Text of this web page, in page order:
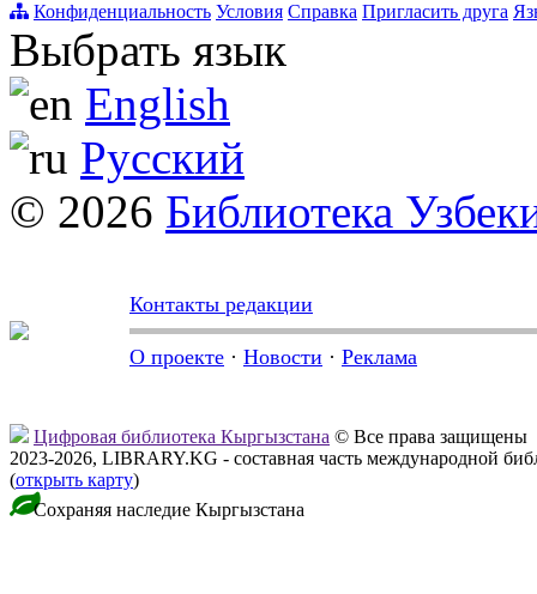
Конфиденциальность Условия Справка Пригласить друга
Выбрать язык
English
Русский
© 2026 Библиотека
Контакты редакции
О проекте · Новости · Реклама
Цифровая библиотека Кыргызстана © Все права защищены
2023-2026, LIBRARY.KG - составная часть международной
(открыть карту)
Сохраняя наследие Кыргызстана